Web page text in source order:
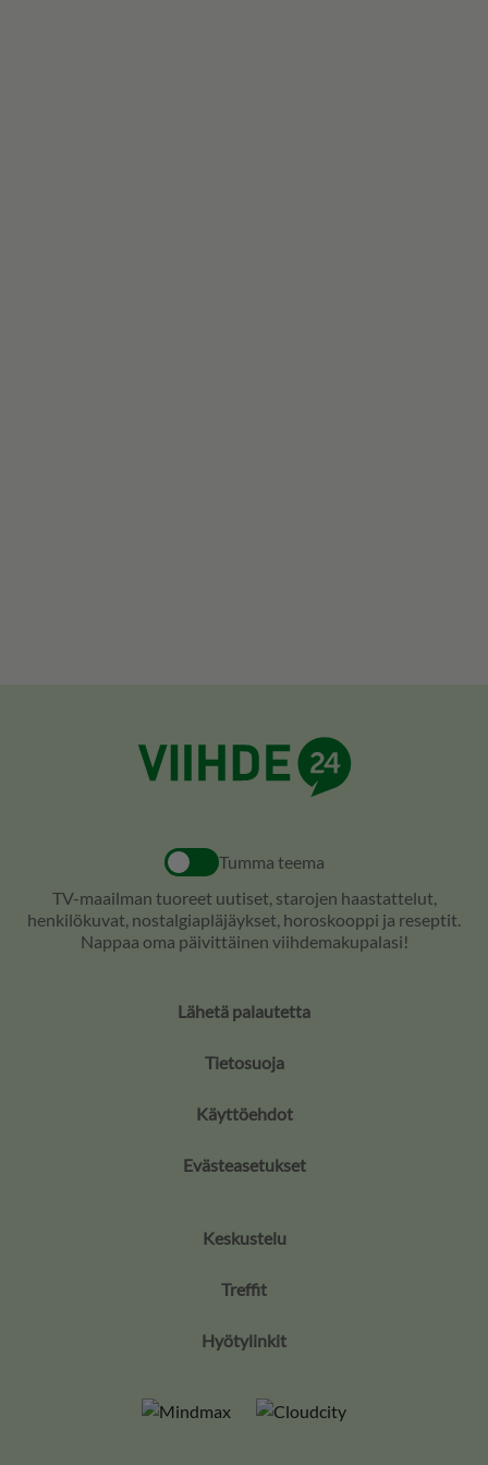
Tumma teema
TV-maailman tuoreet uutiset, starojen haastattelut,
henkilökuvat, nostalgiapläjäykset, horoskooppi ja reseptit.
Nappaa oma päivittäinen viihdemakupalasi!
Lähetä palautetta
Tietosuoja
Käyttöehdot
Evästeasetukset
Keskustelu
Treffit
Hyötylinkit